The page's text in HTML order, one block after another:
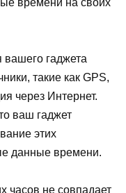
времени на своих
вашего гаджета
такие как GPS,
через Интернет.
ваш гаджет
этих
данные времени.
часов не совпадает